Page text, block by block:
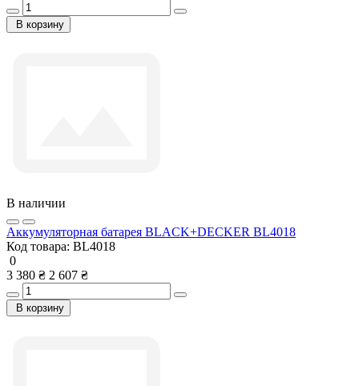
В корзину
В наличии
Аккумуляторная батарея BLACK+DECKER BL4018
Код товара: BL4018
0
3 380 ₴ 2 607 ₴
В корзину